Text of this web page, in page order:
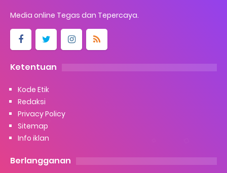
Media online Tegas dan Tepercaya.
Ketentuan
Kode Etik
Redaksi
Privacy Policy
Sitemap
Info iklan
Berlangganan